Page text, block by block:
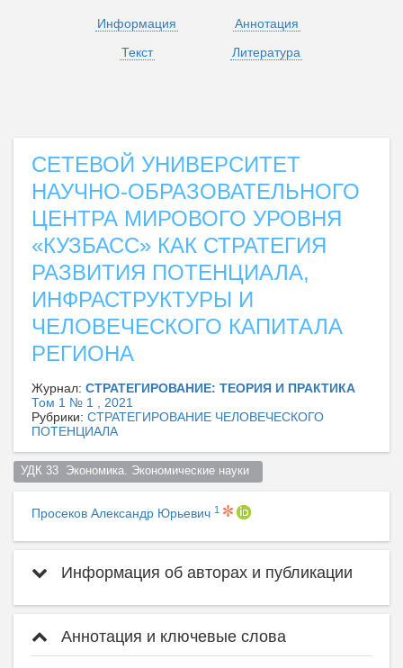
Информация
Аннотация
Текст
Литература
СЕТЕВОЙ УНИВЕРСИТЕТ
НАУЧНО-ОБРАЗОВАТЕЛЬНОГО
ЦЕНТРА МИРОВОГО УРОВНЯ
«КУЗБАСС» КАК СТРАТЕГИЯ
РАЗВИТИЯ ПОТЕНЦИАЛА,
ИНФРАСТРУКТУРЫ И
ЧЕЛОВЕЧЕСКОГО КАПИТАЛА
РЕГИОНА
Журнал: CТРАТЕГИРОВАНИЕ: ТЕОРИЯ И ПРАКТИКА
Том 1 № 1 , 2021
Рубрики: СТРАТЕГИРОВАНИЕ ЧЕЛОВЕЧЕСКОГО
ПОТЕНЦИАЛА
УДК 33  Экономика. Экономические науки
Просеков Александр Юрьевич 1
Информация об авторах и публикации
Аннотация и ключевые слова